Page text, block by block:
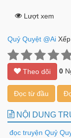
Lượt xem
Quỷ Quyệt @Ai
Theo dõi 0
Đọc từ đầu
NỘI DUNG
đọc truyện Quỷ